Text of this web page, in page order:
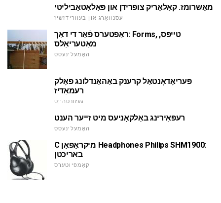
מאַשרומז. קאַלאָריק צופרידן און פּאַלאַטאַביליטי
עסנוואַרג און בעוורידזשיז
ראַפטערס פֿאַר די דאַך: Forms, טייפּס,
מאַטעריאַלס
האָמעלינעסס
פּעריאָדאָנטאַל קרענק באַהאַנדלונג פאָלק
רעמאַדיז
געזונטהייַט
רעפּאַירינג באַלקאָניעס מיט זייער הענט
האָמעלינעסס
C מיקראָפאָן Headphones Philips SHM1900:
באריכטן
קאָמפּיוטערס